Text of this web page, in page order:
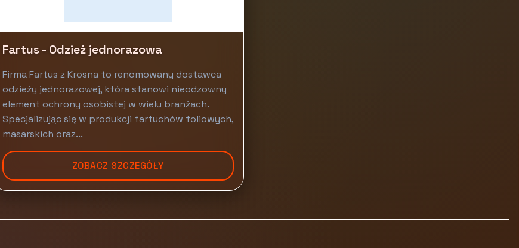
Fartus - Odzież jednorazowa
Firma Fartus z Krosna to renomowany dostawca
odzieży jednorazowej, która stanowi nieodzowny
element ochrony osobistej w wielu branżach.
Specjalizując się w produkcji fartuchów foliowych,
masarskich oraz...
ZOBACZ SZCZEGÓŁY